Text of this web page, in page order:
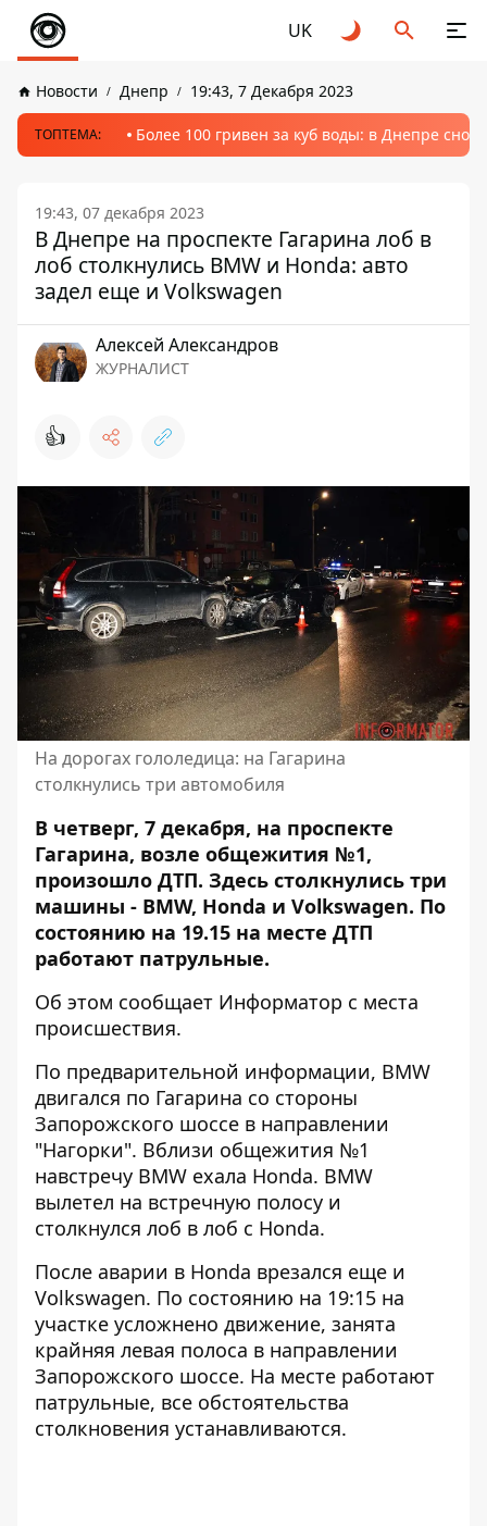
UK
Новости Днепр 19:43, 7 Декабря 2023
ТОПТЕМА: Более 100 гривен за куб воды: в Днепре
19:43, 07 декабря 2023
В Днепре на проспекте Гагарина лоб в
лоб столкнулись BMW и Honda: авто
задел еще и Volkswagen
Алексей Александров
ЖУРНАЛИСТ
👍
На дорогах гололедица: на Гагарина
столкнулись три автомобиля
В четверг, 7 декабря, на проспекте
Гагарина, возле общежития №1,
произошло ДТП. Здесь столкнулись три
машины - BMW, Honda и Volkswagen. По
состоянию на 19.15 на месте ДТП
работают патрульные.
Об этом сообщает Информатор с места
происшествия.
По предварительной информации, BMW
двигался по Гагарина со стороны
Запорожского шоссе в направлении
"Нагорки". Вблизи общежития №1
навстречу BMW ехала Honda. BMW
вылетел на встречную полосу и
столкнулся лоб в лоб с Honda.
После аварии в Honda врезался еще и
Volkswagen. По состоянию на 19:15 на
участке усложнено движение, занята
крайняя левая полоса в направлении
Запорожского шоссе. На месте работают
патрульные, все обстоятельства
столкновения устанавливаются.